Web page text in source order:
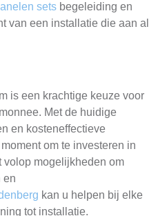
sets begeleiding en
van een installatie die aan al
is een krachtige keuze voor
Met de huidige
en kosteneffectieve
om te investeren in
volop mogelijkheden om
en
kan u helpen bij elke
tot installatie.